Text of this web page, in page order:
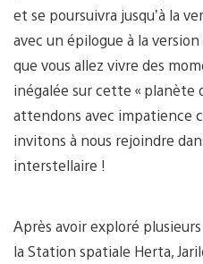
et se poursuivra jusqu’à la
avec un épilogue à la
que vous allez vivre des
inégalée sur cette « planète
attendons avec impatience
invitons à nous rejoindre
interstellaire !
Après avoir exploré
la Station spatiale Herta,